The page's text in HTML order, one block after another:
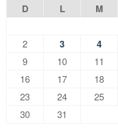
D L M
2 3 4
9 10 11
16
17 18
23
24 25
30
31